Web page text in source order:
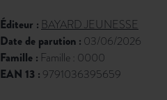
Éditeur : BAYARD JEUNESSE
Date de parution : 03/06/2026
Famille : Famille : 0000
EAN 13 : 9791036395659